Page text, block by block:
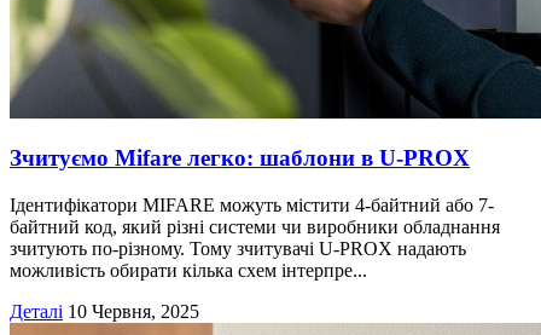
Зчитуємо Mifare легко: шаблони в U‑PROX
Ідентифікатори MIFARE можуть містити 4-байтний або 7-
байтний код, який різні системи чи виробники обладнання
зчитують по-різному. Тому зчитувачі U-PROX надають
можливість обирати кілька схем інтерпре...
Деталі 10 Червня, 2025